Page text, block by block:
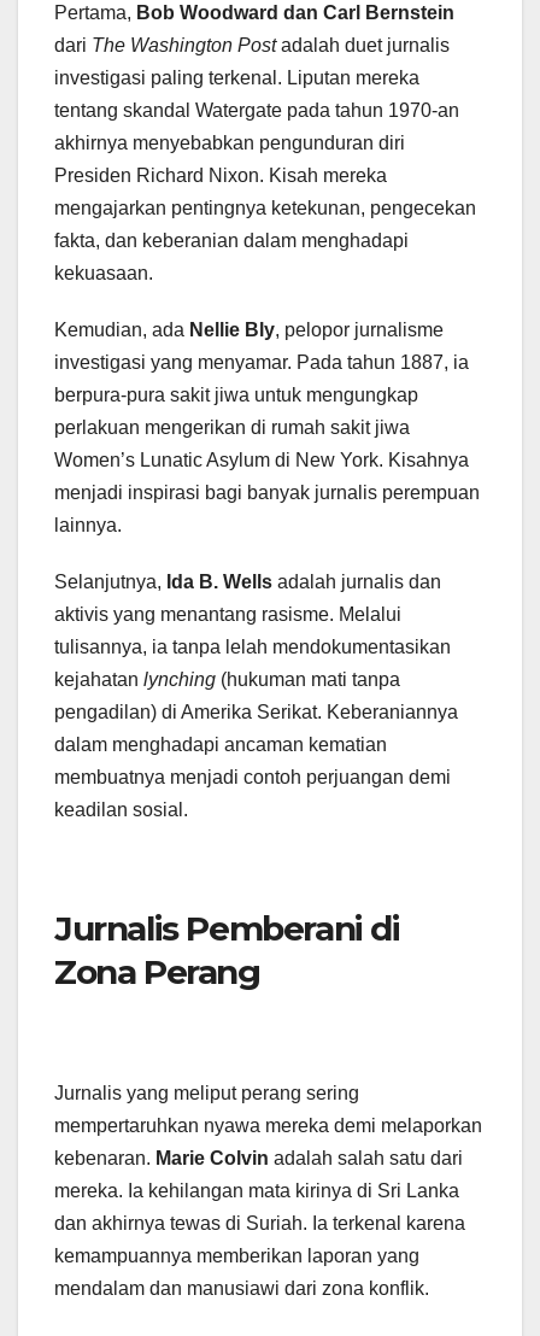
Pertama, Bob Woodward dan Carl Bernstein
dari The Washington Postadalah duet jurnalis
investigasi paling terkenal. Liputan mereka
tentang skandal Watergate pada tahun 1970-an
akhirnya menyebabkan pengunduran diri
Presiden Richard Nixon. Kisah mereka
mengajarkan pentingnya ketekunan, pengecekan
fakta, dan keberanian dalam menghadapi
kekuasaan.
Kemudian, ada Nellie Bly, pelopor jurnalisme
investigasi yang menyamar. Pada tahun 1887, ia
berpura-pura sakit jiwa untuk mengungkap
perlakuan mengerikan di rumah sakit jiwa
Women’s Lunatic Asylum di New York. Kisahnya
menjadi inspirasi bagi banyak jurnalis perempuan
lainnya.
Selanjutnya, Ida B. Wells adalah jurnalis dan
aktivis yang menantang rasisme. Melalui
tulisannya, ia tanpa lelah mendokumentasikan
kejahatan lynching (hukuman mati tanpa
pengadilan) di Amerika Serikat. Keberaniannya
dalam menghadapi ancaman kematian
membuatnya menjadi contoh perjuangan demi
keadilan sosial.
Jurnalis Pemberani di
Zona Perang
Jurnalis yang meliput perang sering
mempertaruhkan nyawa mereka demi melaporkan
kebenaran. Marie Colvin adalah salah satu dari
mereka. Ia kehilangan mata kirinya di Sri Lanka
dan akhirnya tewas di Suriah. Ia terkenal karena
kemampuannya memberikan laporan yang
mendalam dan manusiawi dari zona konflik.